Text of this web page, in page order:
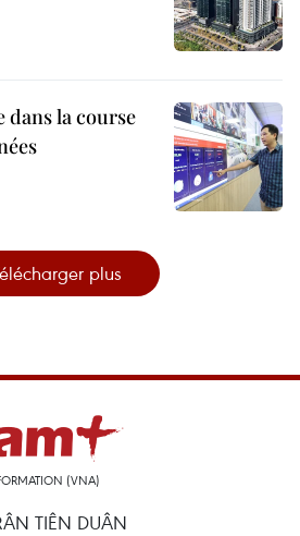
dans la course
plus
(VNA)
TIÊN DUÂN